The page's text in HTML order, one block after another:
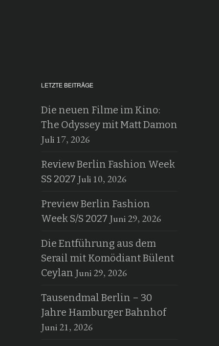
LETZTE BEITRÄGE
Die neuen Filme im Kino:
The Odyssey mit Matt Damon
Juli 17, 2026
Review Berlin Fashion Week
SS 2027 Juli 10, 2026
Preview Berlin Fashion
Week S/S 2027 Juni 29, 2026
Die Entführung aus dem
Serail mit Komödiant Bülent
Ceylan Juni 29, 2026
Tausendmal Berlin – 30
Jahre Hamburger Bahnhof
Juni 21, 2026